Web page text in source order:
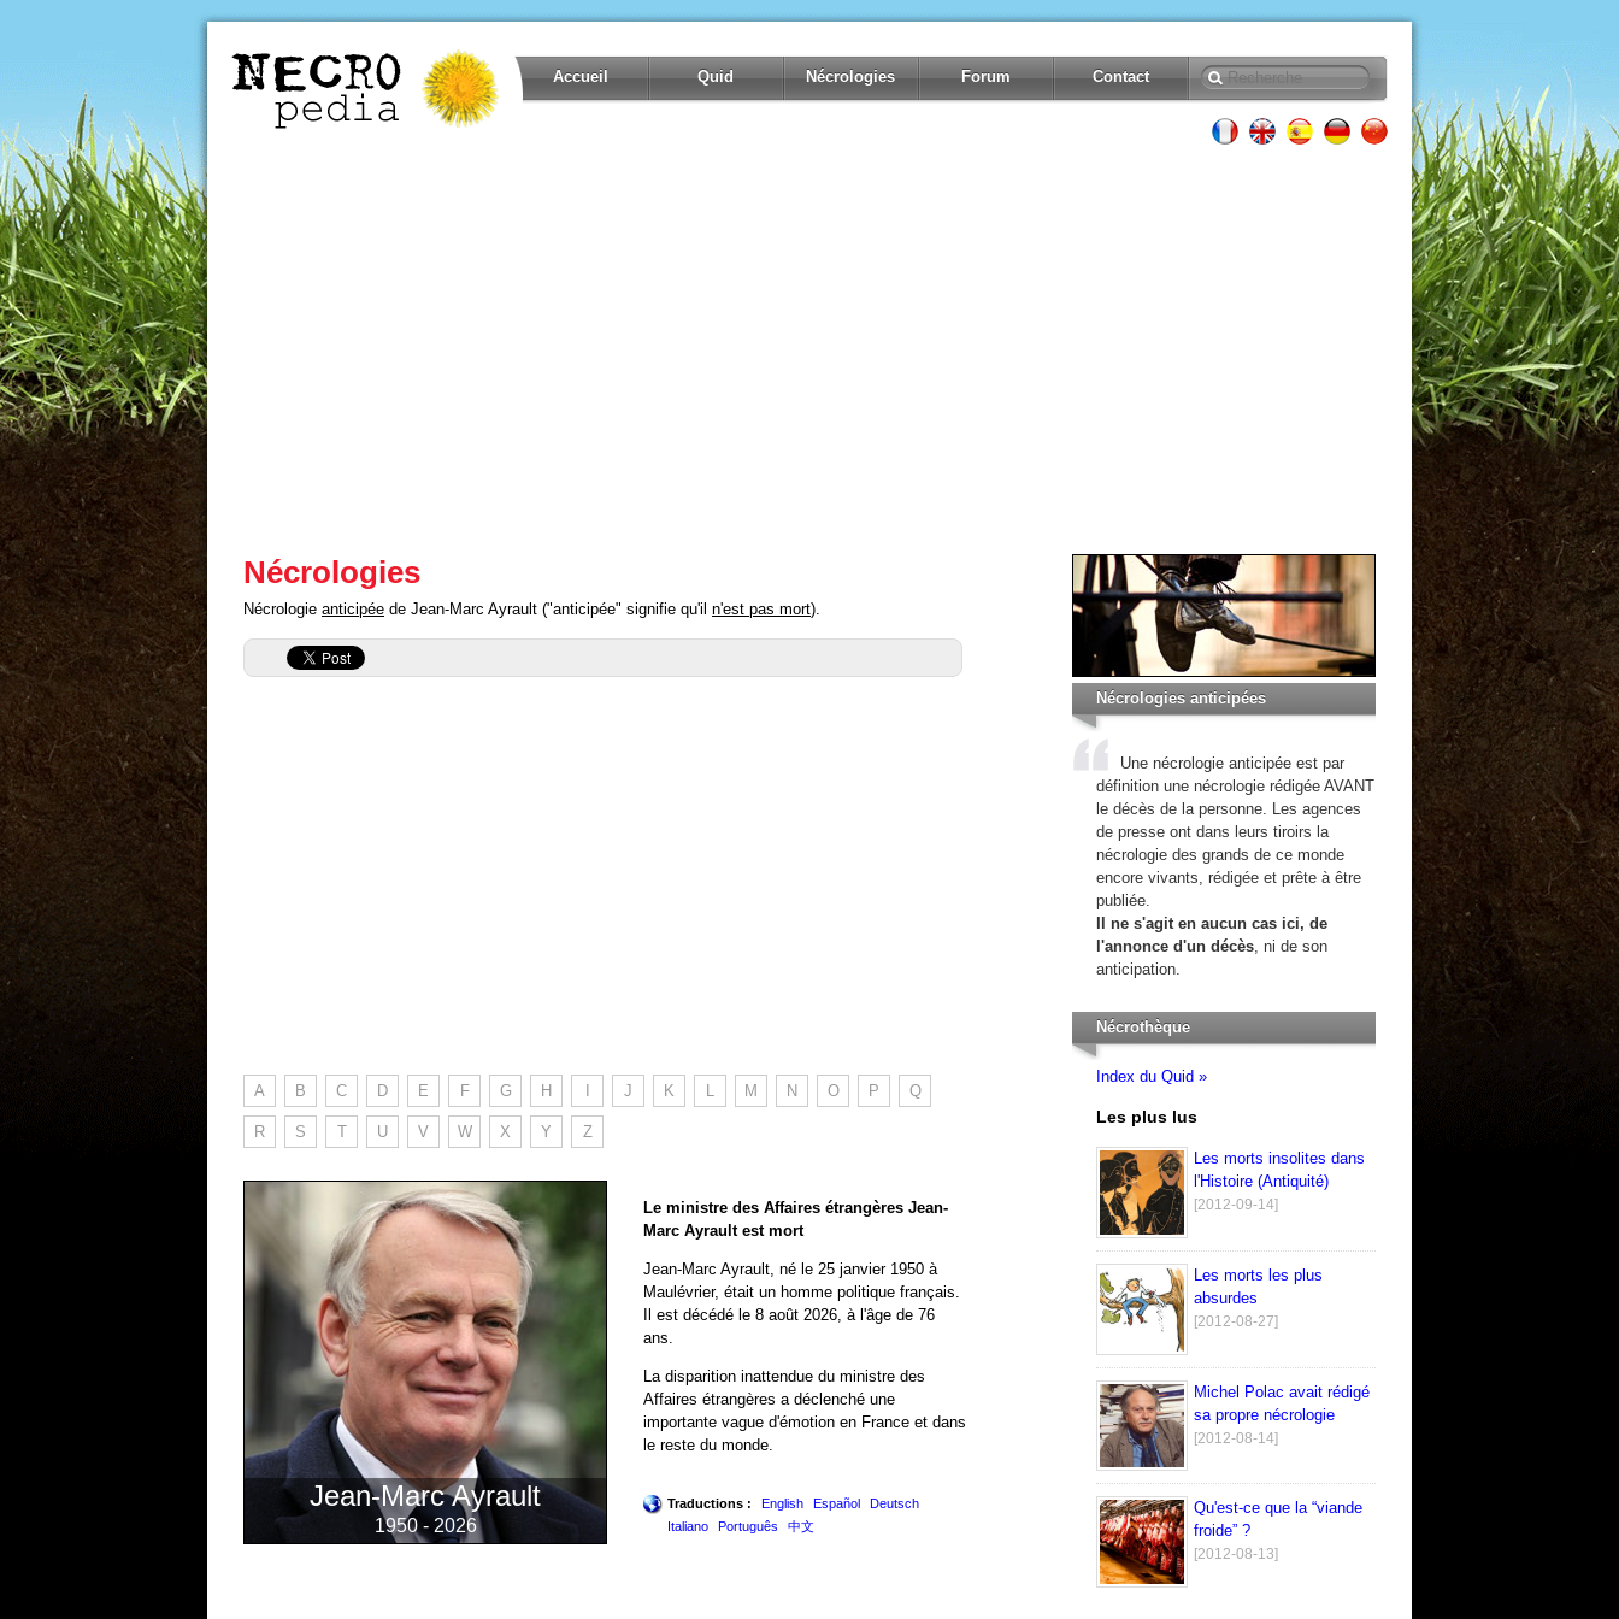
Accueil Quid Nécrologies Forum Contact
Nécrologies
Nécrologie anticipée de Jean-Marc Ayrault ("anticipée" signifie qu'il n'est pas mort).
A B C D E F G H J K L M N O P Q
R S T U V W X Y Z
Jean-Marc Ayrault
1950 - 2026
Le ministre des Affaires étrangères Jean-
Marc Ayrault est mort
Jean-Marc Ayrault, né le 25 janvier 1950 à
Maulévrier, était un homme politique français.
Il est décédé le 8 août 2026, à l'âge de 76
ans.
La disparition inattendue du ministre des
Affaires étrangères a déclenché une
importante vague d'émotion en France et dans
le reste du monde.
Traductions : English Español
Deutsch
Italiano
Português 中文
Nécrologies anticipées
Une nécrologie anticipée est par
définition une nécrologie rédigée AVANT
le décès de la personne. Les agences
de presse ont dans leurs tiroirs la
nécrologie des grands de ce monde
encore vivants, rédigée et prête à être
publiée.
Il ne s'agit en aucun cas ici, de
l'annonce d'un décès, ni de son
anticipation.
Nécrothèque
Index du Quid »
Les plus lus
Les morts insolites dans
l'Histoire (Antiquité)
[2012-09-14]
Les morts les plus
absurdes
[2012-08-27]
Michel Polac avait rédigé
sa propre nécrologie
[2012-08-14]
Qu'est-ce que la “viande
froide” ?
[2012-08-13]